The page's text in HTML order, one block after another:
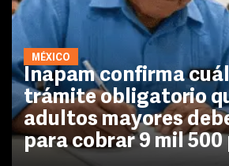
MÉXICO
Inapam confirma
trámite obligatorio
adultos mayores
para cobrar 9 mil 500